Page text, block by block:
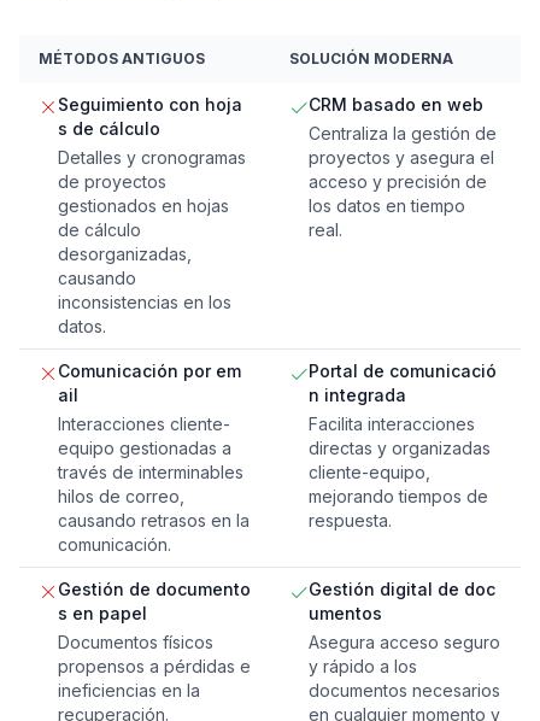
MÉTODOS ANTIGUOS SOLUCIÓN MODERNA
Seguimiento con hoja
s de cálculo
Detalles y cronogramas
de proyectos
gestionados en hojas
de cálculo
desorganizadas,
causando
inconsistencias en los
datos.
CRM basado en web
Centraliza la gestión de
proyectos y asegura el
acceso y precisión de
los datos en tiempo
real.
Comunicación por em
ail
Interacciones cliente-
equipo gestionadas a
través de interminables
hilos de correo,
causando retrasos en la
comunicación.
Portal de comunicació
n integrada
Facilita interacciones
directas y organizadas
cliente-equipo,
mejorando tiempos de
respuesta.
Gestión de documento
s en papel
Documentos físicos
propensos a pérdidas e
ineficiencias en la
recuperación.
Gestión digital de doc
umentos
Asegura acceso seguro
y rápido a los
documentos necesarios
en cualquier momento y